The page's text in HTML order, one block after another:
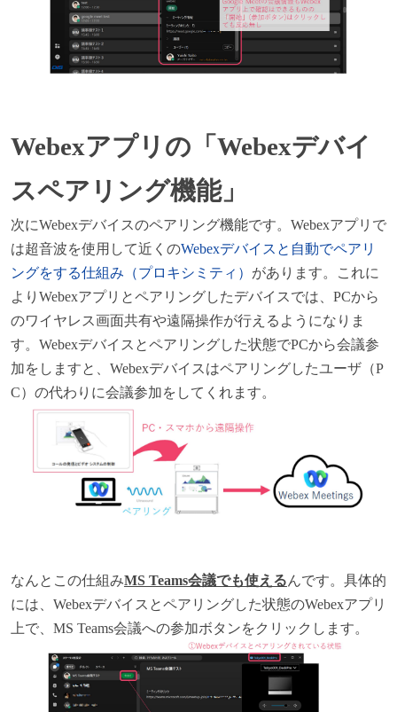
Webexアプリの「Webexデバイ
スペアリング機能」
次にWebexデバイスのペアリング機能です。Webexアプリで
は超音波を使用して近くのWebexデバイスと自動でペアリ
ングをする仕組み（プロキシミティ） があります。これに
よりWebexアプリとペアリングしたデバイスでは、PCから
のワイヤレス画面共有や遠隔操作が行えるようになりま
す。Webexデバイスとペアリングした状態でPCから会議参
加をしますと、Webexデバイスはペアリングしたユーザ（P
C）の代わりに会議参加をしてくれます。
なんとこの仕組みMS Teams会議でも使えるんです。具体的
には、Webexデバイスとペアリングした状態のWebexアプリ
上で、MS Teams会議への参加ボタンをクリックします。